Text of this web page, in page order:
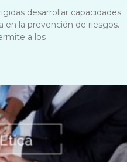
desarrollar capacidades
en la prevención de riesgos.
a los